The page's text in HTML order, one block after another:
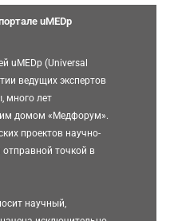
uMEDp
uMEDp (Universal
ведущих экспертов
много лет
домом «Медфорум».
проектов научно-
точкой в
научный,